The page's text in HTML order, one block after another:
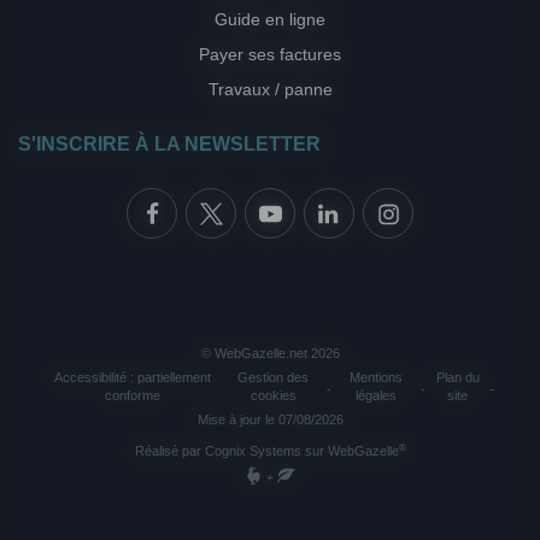
Guide en ligne
Payer ses factures
Travaux / panne
S'INSCRIRE À LA NEWSLETTER
© WebGazelle.net 2026
Mentions
légales
-
Plan du
site
-
Gestion des
cookies
-
Accessibilité : partiellement
conforme
Mise à jour le 07/08/2026
Réalisé par Cognix Systems sur WebGazelle®
+